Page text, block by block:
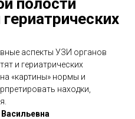
аспекты УЗИ органов
и гериатрических
«картины» нормы и
находки,